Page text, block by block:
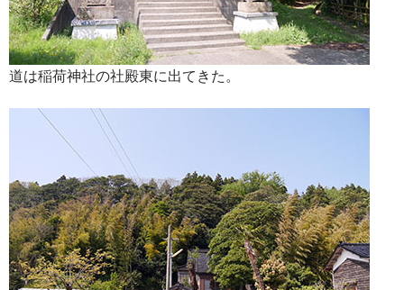
道は稲荷神社の社殿東に出てきた。